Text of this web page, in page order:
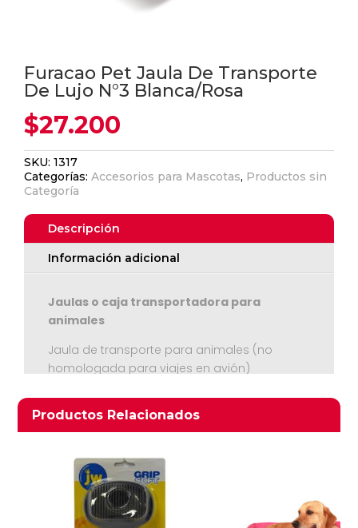
Furacao Pet Jaula De Transporte
De Lujo N°3 Blanca/Rosa
$27.200
SKU:1317
Categorías:Accesorios para Mascotas, Productos sin
Categoría
Descripción
Información adicional
Jaulas o caja transportadora para
animales
Jaula de transporte para animales (no
homologada para viajes en avión)
Productos Relacionados
Productos relacionados